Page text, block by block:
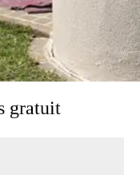
gratuit